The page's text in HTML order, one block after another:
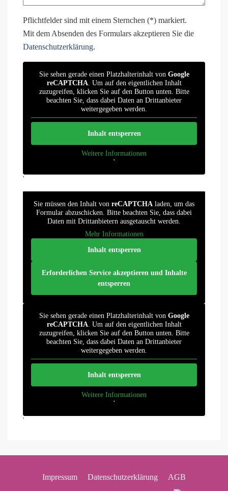
Pflichtfelder sind mit einem Sternchen (*) markiert.
Mit dem Absenden des Formulars akzeptieren Sie die
Datenschutzerklärung.
Sie sehen gerade einen Platzhalterinhalt von Google
reCAPTCHA. Um auf den eigentlichen Inhalt
zuzugreifen, klicken Sie auf den Button unten. Bitte
beachten Sie, dass dabei Daten an Drittanbieter
weitergegeben werden.
Inhalt entsperren
Weitere Informationen
'
'
Sie müssen den Inhalt von reCAPTCHA laden, um das
Formular abzuschicken. Bitte beachten Sie, dass dabei
Daten mit Drittanbietern ausgetauscht werden.
Mehr Informationen
Inhalt entsperren
Erforderlichen Service akzeptieren und Inhalte
entsperren
Sie sehen gerade einen Platzhalterinhalt von Google
reCAPTCHA. Um auf den eigentlichen Inhalt
zuzugreifen, klicken Sie auf den Button unten. Bitte
beachten Sie, dass dabei Daten an Drittanbieter
weitergegeben werden.
Inhalt entsperren
Weitere Informationen
'
'
Impressum Datenschutzerklärung AGB